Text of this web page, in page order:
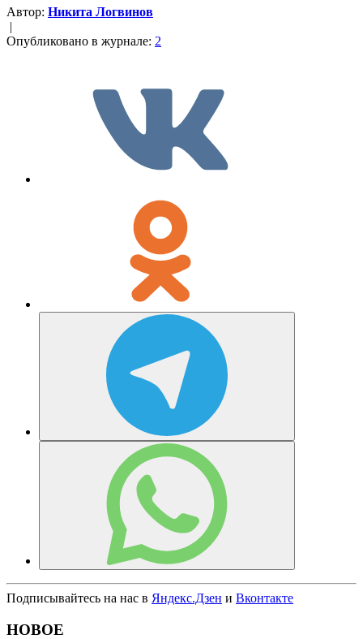
Автор: Никита Логвинов
|
Опубликовано в журнале: 2
Подписывайтесь на нас в Яндекс.Дзен и Вконтакте
НОВОЕ